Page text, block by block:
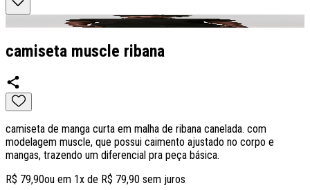
camiseta muscle ribana
camiseta de manga curta em malha de ribana canelada. com
modelagem muscle, que possui caimento ajustado no corpo e
mangas, trazendo um diferencial pra peça básica.
R$ 79,90ou em 1x de R$ 79,90 sem juros